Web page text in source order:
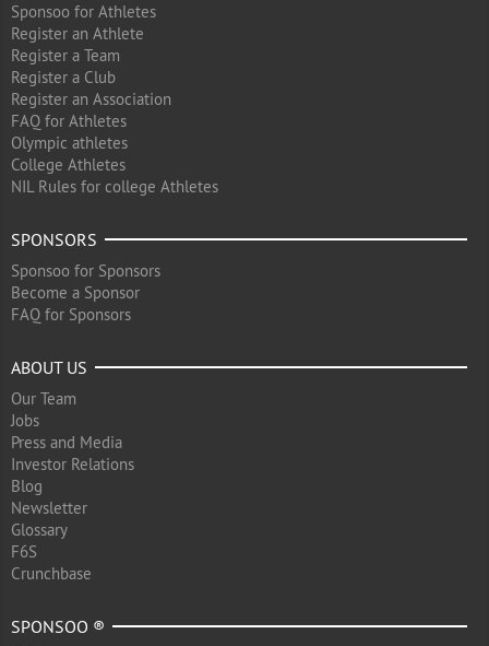
Sponsoo for Athletes
Register an Athlete
Register a Team
Register a Club
Register an Association
FAQ for Athletes
Olympic athletes
College Athletes
NIL Rules for college Athletes
SPONSORS
Sponsoo for Sponsors
Become a Sponsor
FAQ for Sponsors
ABOUT US
Our Team
Jobs
Press and Media
Investor Relations
Blog
Newsletter
Glossary
F6S
Crunchbase
SPONSOO ®